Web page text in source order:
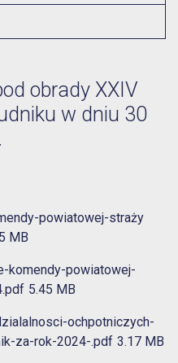
obrady XXIV
w dniu 30
powiatowej-straży
MB
komendy-powiatowej-
5.45 MB
ochpotniczych-
za-rok-2024-.pdf 3.17 MB